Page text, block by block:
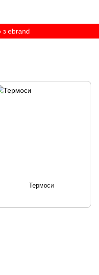
з ebrand
Термоси